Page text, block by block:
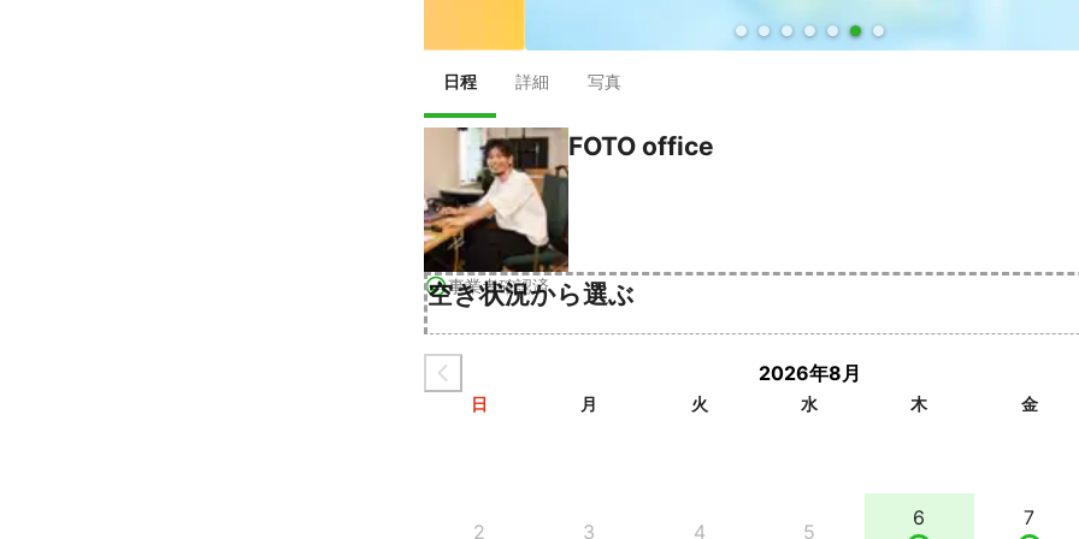
● ● ● ● ● ● ●
日程 詳細 写真
事業者確認済
FOTO office
空き状況から選ぶ
2026年8月
日 月 火 水 木 金
2 3 4 5
6 7